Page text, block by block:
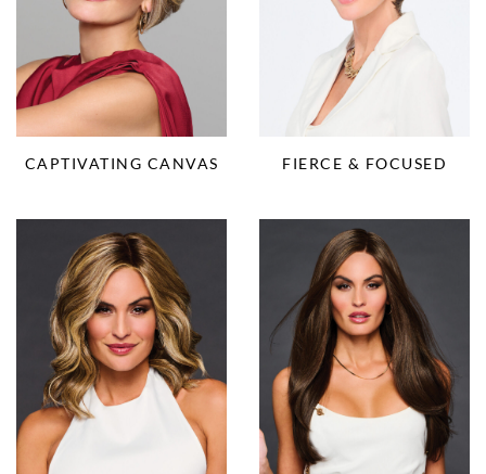
CAPTIVATING CANVAS FIERCE & FOCUSED